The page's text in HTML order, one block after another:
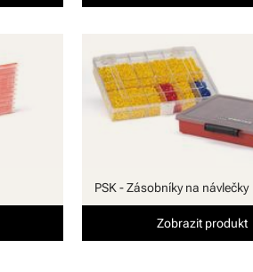
PSK - Zásobníky na návlečky
Zobrazit produkt